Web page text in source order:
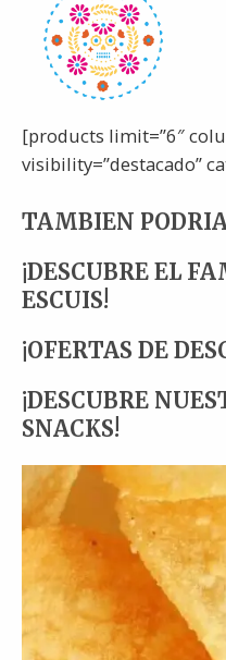
[products limit=”6″
visibility=”destacado”
TAMBIEN
¡DESCUBRE EL
ESCUIS!
¡OFERTAS DE
¡DESCUBRE
SNACKS!